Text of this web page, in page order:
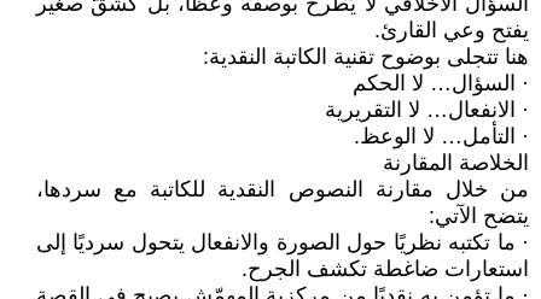
يفتح وعي القارئ.
هنا تتجلى بوضوح تقنية الكاتبة النقدية:
· السؤال… لا الحكم
· الانفعال… لا التقريرية
· التأمل… لا الوعظ.
الخلاصة المقارنة
من خلال مقارنة النصوص النقدية للكاتبة مع سردها،
يتضح الآتي:
· ما تكتبه نظريًا حول الصورة والانفعال يتحول سرديًا إلى
استعارات ضاغطة تكشف الجرح.